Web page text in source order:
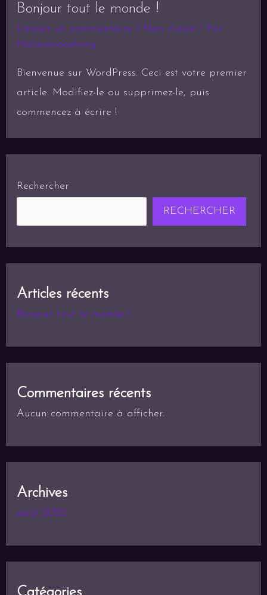
Bonjour tout le monde !
Laisser un commentaire / Non classé / Par
Melissacoaching
Bienvenue sur WordPress. Ceci est votre premier
article. Modifiez-le ou supprimez-le, puis
commencez à écrire !
Rechercher
RECHERCHER
Articles récents
Bonjour tout le monde !
Commentaires récents
Aucun commentaire à afficher.
Archives
août 2022